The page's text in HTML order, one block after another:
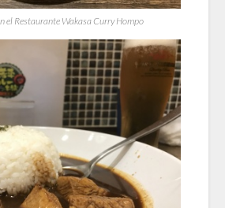
el Restaurante Wakasa Curry Hompo